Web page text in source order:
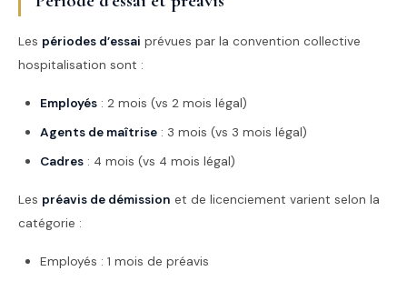
Les périodes d’essai prévues par la convention collective
hospitalisation sont :
Employés : 2 mois (vs 2 mois légal)
Agents de maîtrise : 3 mois (vs 3 mois légal)
Cadres : 4 mois (vs 4 mois légal)
Les préavis de démission et de licenciement varient selon la
catégorie :
Employés : 1 mois de préavis